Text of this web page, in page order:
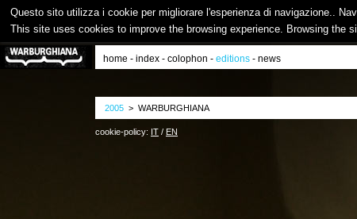
Questo sito utilizza i cookie per migliorare l'esperienza di navigazione..
This site uses cookies to improve the browsing experience. Browsing
home - index - colophon - editions - news
2005 > WARBURGHIANA
cookie-policy: IT / EN